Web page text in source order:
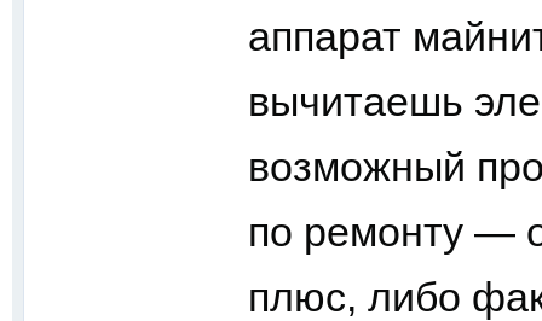
аппарат
вычитаешь
возможный
по ремонту —
плюс, либо